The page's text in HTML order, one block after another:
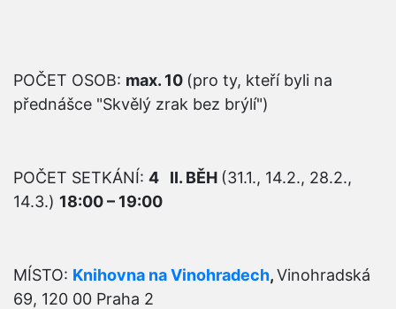
POČET OSOB: max. 10 (pro ty, kteří byli na
přednášce "Skvělý zrak bez brýlí")
POČET SETKÁNÍ: 4 II. BĚH (31.1., 14.2., 28.2.,
14.3.) 18:00 – 19:00
MÍSTO: Knihovna na Vinohradech,Vinohradská
69, 120 00 Praha 2